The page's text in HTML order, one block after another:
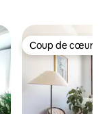
Coup de cœur
Coup de cœur